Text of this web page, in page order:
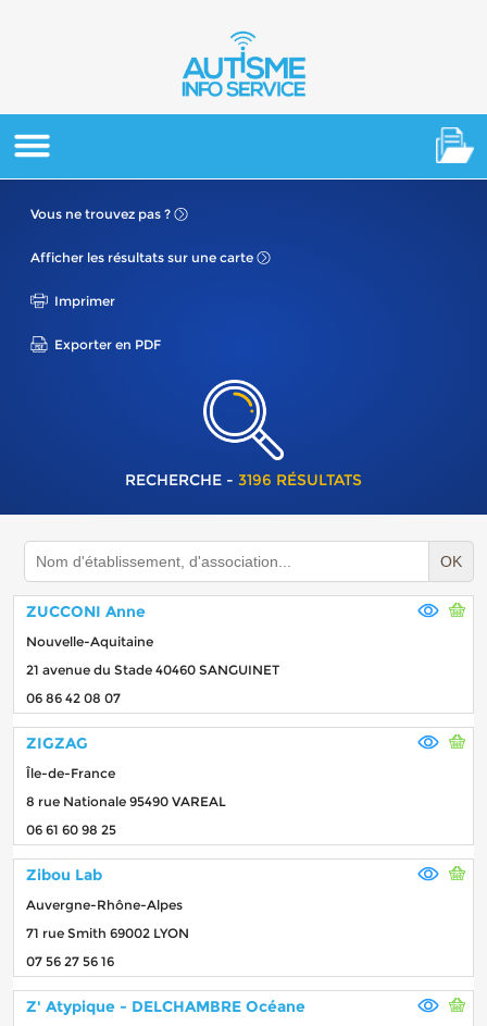
Vous ne trouvez pas ?
Afficher les résultats sur une carte
Imprimer
Exporter en PDF
RECHERCHE - 3196 RÉSULTATS
OK
ZUCCONI Anne
Nouvelle-Aquitaine
21 avenue du Stade 40460 SANGUINET
06 86 42 08 07
ZIGZAG
Île-de-France
8 rue Nationale 95490 VAREAL
06 61 60 98 25
Zibou Lab
Auvergne-Rhône-Alpes
71 rue Smith 69002 LYON
07 56 27 56 16
Z' Atypique - DELCHAMBRE Océane